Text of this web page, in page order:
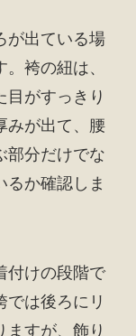
が出ている場
袴の紐は、
目がすっきり
みが出て、腰
部分だけでな
るか確認しま
付けの段階で
では後ろにリ
ますが、飾り